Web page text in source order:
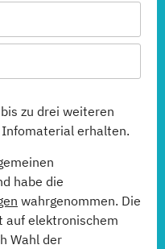
zu drei weiteren
Infomaterial erhalten.
habe die
wahrgenommen. Die
auf elektronischem
Wahl der